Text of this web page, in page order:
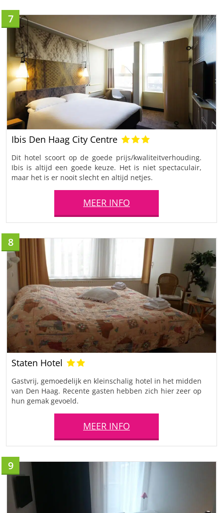
7
Ibis Den Haag City Centre
Dit hotel scoort op de goede prijs/kwaliteitverhouding.
Ibis is altijd een goede keuze. Het is niet spectaculair,
maar het is er nooit slecht en altijd netjes.
MEER INFO
8
Staten Hotel
Gastvrij, gemoedelijk en kleinschalig hotel in het midden
van Den Haag. Recente gasten hebben zich hier zeer op
hun gemak gevoeld.
MEER INFO
9